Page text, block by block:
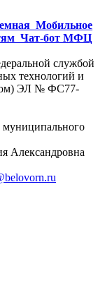
Мобильное
Чат-бот МФЦ
службой
технологий и
ЭЛ № ФС77-
муниципального
Александровна